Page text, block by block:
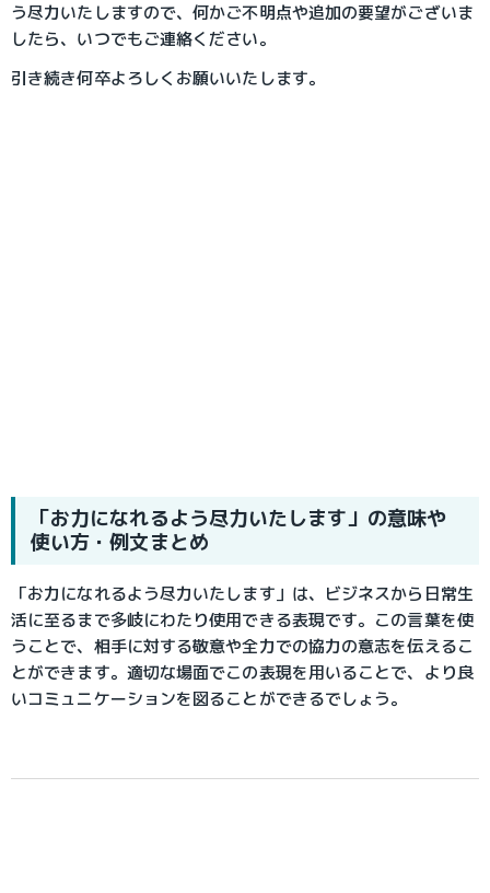
う尽力いたしますので、何かご不明点や追加の要望がございま
したら、いつでもご連絡ください。
引き続き何卒よろしくお願いいたします。
「お力になれるよう尽力いたします」の意味や
使い方・例文まとめ
「お力になれるよう尽力いたします」は、ビジネスから日常生
活に至るまで多岐にわたり使用できる表現です。この言葉を使
うことで、相手に対する敬意や全力での協力の意志を伝えるこ
とができます。適切な場面でこの表現を用いることで、より良
いコミュニケーションを図ることができるでしょう。